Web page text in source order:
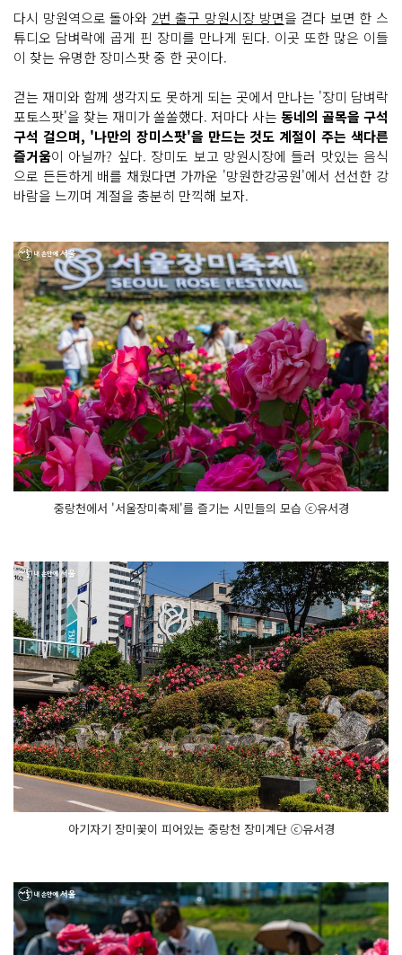
다시 망원역으로 돌아와 2번 출구 망원시장 방면을 걷다 보면 한 스
튜디오 담벼락에 곱게 핀 장미를 만나게 된다. 이곳 또한 많은 이들
이 찾는 유명한 장미스팟 중 한 곳이다.
걷는 재미와 함께 생각지도 못하게 되는 곳에서 만나는 '장미 담벼락
포토스팟'을 찾는 재미가 쏠쏠했다. 저마다 사는 동네의 골목을 구석
구석 걸으며, '나만의 장미스팟'을 만드는 것도 계절이 주는 색다른
즐거움이 아닐까? 싶다. 장미도 보고 망원시장에 들러 맛있는 음식
으로 든든하게 배를 채웠다면 가까운 '망원한강공원'에서 선선한 강
바람을 느끼며 계절을 충분히 만끽해 보자.
중랑천에서 '서울장미축제'를 즐기는 시민들의 모습 ⓒ유서경
아기자기 장미꽃이 피어있는 중랑천 장미계단 ⓒ유서경